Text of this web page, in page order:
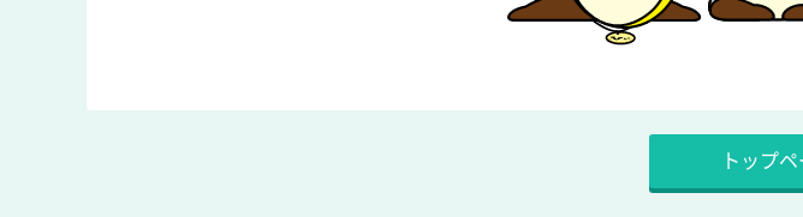
トップ